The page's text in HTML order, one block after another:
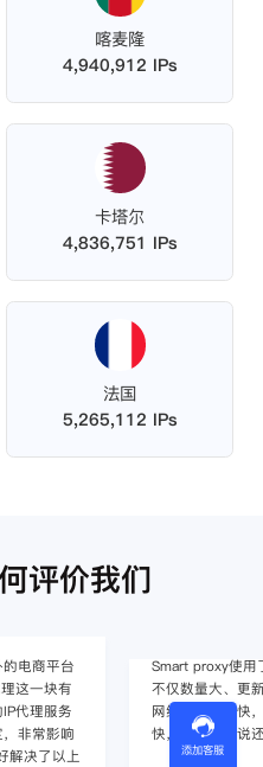
喀麦隆
4,940,912 IPs
卡塔尔
4,836,751 IPs
法国
5,265,112 IPs
评价我们
电商平台
这一块有
代理服务
非常影响
解决了以上
Smart proxy使用
不仅数量大、更
网络连接速度快
快，整体上来说
添加客服